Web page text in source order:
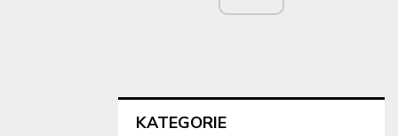
KATEGORIE